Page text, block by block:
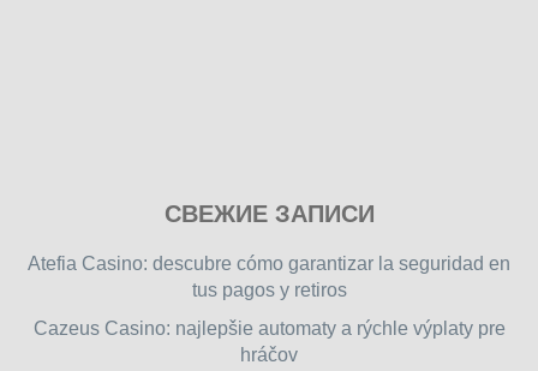
free
games
СВЕЖИЕ ЗАПИСИ
Atefia Casino: descubre cómo garantizar la seguridad en
tus pagos y retiros
Cazeus Casino: najlepšie automaty a rýchle výplaty pre
hráčov